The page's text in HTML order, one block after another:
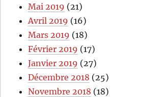
Mai 2019 (21)
Avril 2019 (16)
Mars 2019 (18)
Février 2019 (17)
Janvier 2019 (27)
Décembre 2018 (25)
Novembre 2018 (18)